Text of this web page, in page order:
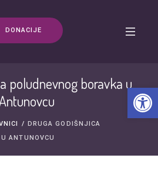
DONACIJE
poludnevnog boravka u
/ DRUGA GODIŠNJICA
ANTUNOVCU